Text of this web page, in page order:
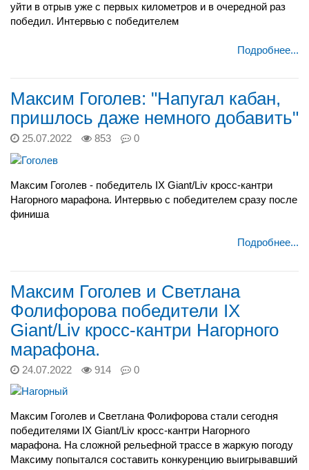
уйти в отрыв уже с первых километров и в очередной раз
победил. Интервью с победителем
Подробнее...
Максим Гоголев: "Напугал кабан,
пришлось даже немного добавить"
25.07.2022 853 0
Максим Гоголев - победитель IX Giant/Liv кросс-кантри
Нагорного марафона. Интервью с победителем сразу после
финиша
Подробнее...
Максим Гоголев и Светлана
Фолифорова победители IX
Giant/Liv кросс-кантри Нагорного
марафона.
24.07.2022 914 0
Максим Гоголев и Светлана Фолифорова стали сегодня
победителями IX Giant/Liv кросс-кантри Нагорного
марафона. На сложной рельефной трассе в жаркую погоду
Максиму попытался составить конкуренцию выигрывавший